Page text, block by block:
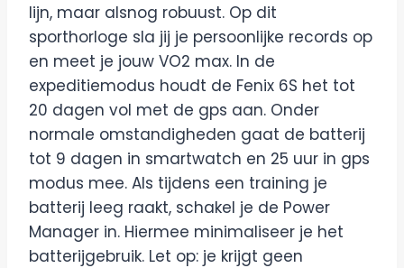
lijn, maar alsnog robuust. Op dit
sporthorloge sla jij je persoonlijke records op
en meet je jouw VO2 max. In de
expeditiemodus houdt de Fenix 6S het tot
20 dagen vol met de gps aan. Onder
normale omstandigheden gaat de batterij
tot 9 dagen in smartwatch en 25 uur in gps
modus mee. Als tijdens een training je
batterij leeg raakt, schakel je de Power
Manager in. Hiermee minimaliseer je het
batterijgebruik. Let op: je krijgt geen